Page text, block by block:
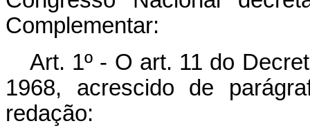
Complementar:
Art. 1º - O art. 11 do
1968, acrescido de
redação: